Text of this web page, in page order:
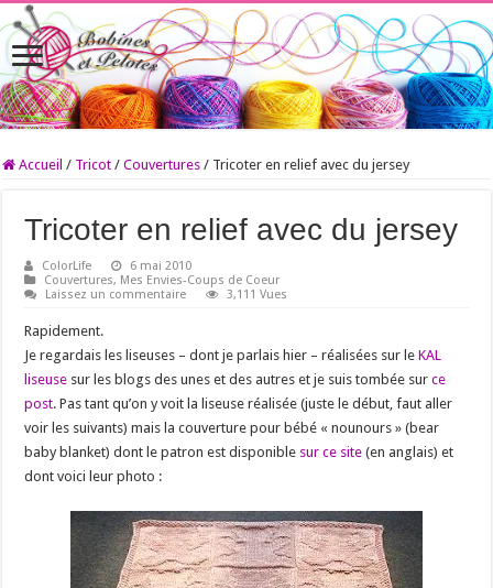
Accueil / Tricot / Couvertures / Tricoter en relief avec du jersey
Tricoter en relief avec du jersey
ColorLife
6 mai 2010
Couvertures, Mes Envies-Coups de Coeur
Laissez un commentaire
3,111 Vues
Rapidement.
Je regardais les liseuses – dont je parlais hier – réalisées sur leKAL
liseuse sur les blogs des unes et des autres et je suis tombée surce
post. Pas tant qu’on y voit la liseuse réalisée (juste le début, faut aller
voir les suivants) mais la couverture pour bébé « nounours » (bear
baby blanket) dont le patron est disponible sur ce site (en anglais) et
dont voici leur photo :